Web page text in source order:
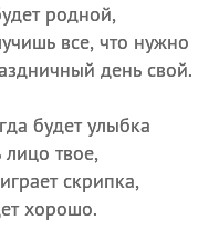
родной,
все, что нужно
день свой.
будет улыбка
твое,
скрипка,
хорошо.